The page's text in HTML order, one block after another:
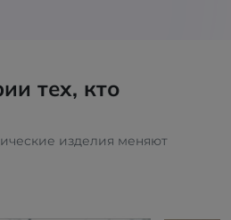
тех, кто
изделия меняют